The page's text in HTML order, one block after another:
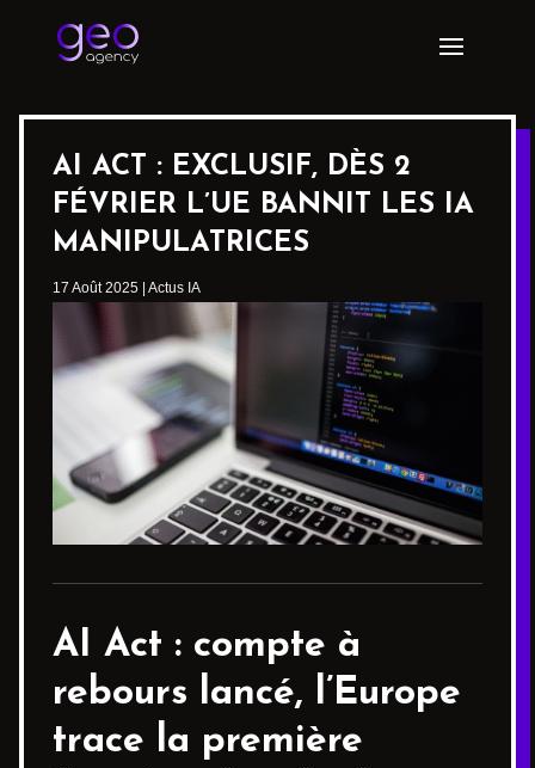
AI ACT : EXCLUSIF, DÈS 2
FÉVRIER L’UE BANNIT LES IA
MANIPULATRICES
17 Août 2025 Actus IA
AI Act : compte à
rebours lancé, l’Europe
trace la première